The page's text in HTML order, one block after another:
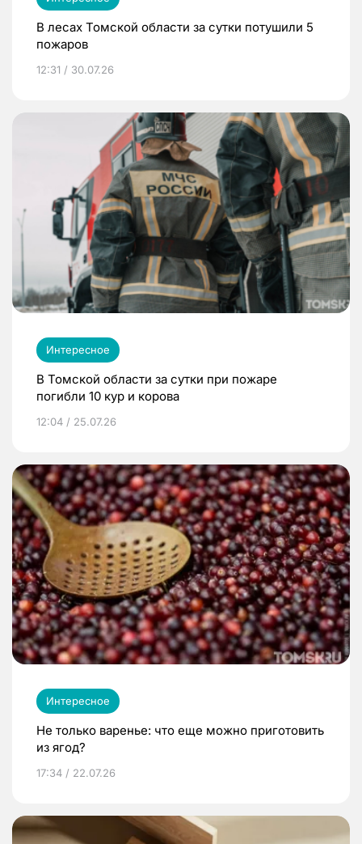
В лесах Томской области за сутки потушили 5
пожаров
12:31 / 30.07.26
Интересное
В Томской области за сутки при пожаре
погибли 10 кур и корова
12:04 / 25.07.26
Интересное
Не только варенье: что еще можно приготовить
из ягод?
17:34 / 22.07.26